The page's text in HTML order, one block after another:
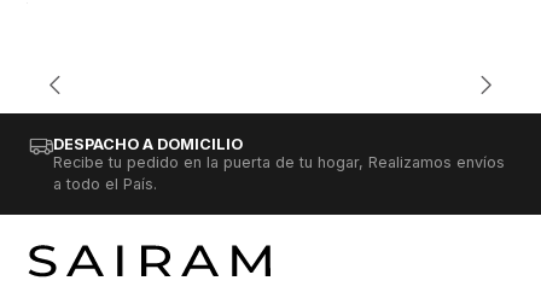
DESPACHO A DOMICILIO
Recibe tu pedido en la puerta de tu hogar, Realizamos envíos
a todo el País.